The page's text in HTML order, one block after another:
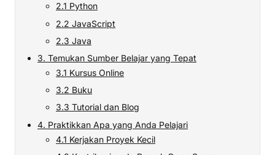
2.1 Python
2.2 JavaScript
2.3 Java
3. Temukan Sumber Belajar yang Tepat
3.1 Kursus Online
3.2 Buku
3.3 Tutorial dan Blog
4. Praktikkan Apa yang Anda Pelajari
4.1 Kerjakan Proyek Kecil